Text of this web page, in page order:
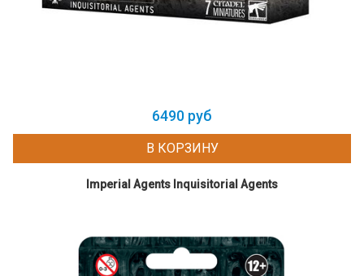
6490 руб
В КОРЗИНУ
Imperial Agents Inquisitorial Agents